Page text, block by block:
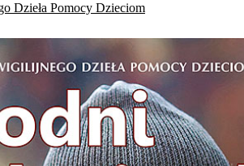
Dzieła Pomocy Dzieciom